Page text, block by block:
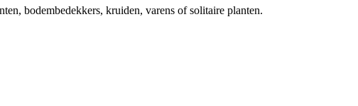
bodembedekkers, kruiden, varens of solitaire planten.